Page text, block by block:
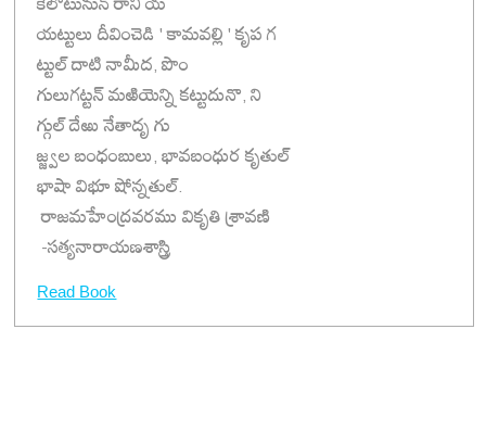
కేలోటునున్ రాని య
యట్టులు దీవించెడి ' కామవల్లి ' కృప గ
ట్టుల్ దాటి నామీద, పొం
గులుగట్టన్ మఱియెన్ని కట్టుదునొ, ని
గ్గుల్ దేఱు నేతాదృ గు
జ్జ్వల బంధంబులు, భావబంధుర కృతుల్
భాషా విభూ షోన్నతుల్.
రాజమహేంద్రవరము వికృతి శ్రావణి
-సత్యనారాయణశాస్త్రి
Read Book